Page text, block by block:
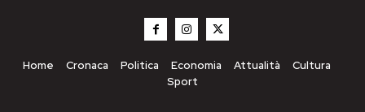
Home Cronaca Politica Economia Attualità
Cultura
Sport